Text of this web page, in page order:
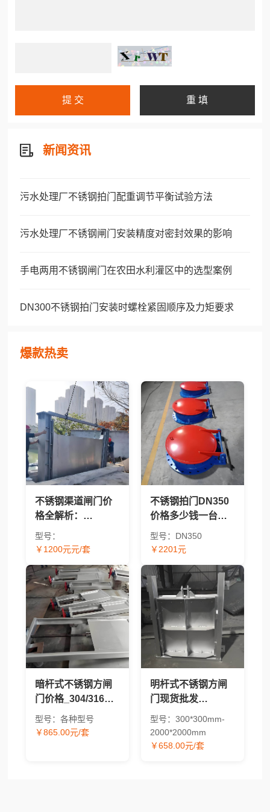
新闻资讯
污水处理厂不锈钢拍门配重调节平衡试验方法
污水处理厂不锈钢闸门安装精度对密封效果的影响
手电两用不锈钢闸门在农田水利灌区中的选型案例
DN300不锈钢拍门安装时螺栓紧固顺序及力矩要求
爆款热卖
不锈钢渠道闸门价
格全解析：
BQZM/QZM/CBZ/304/
太阳能型号报价对
南
型号：
￥1200元元/套
不锈钢拍门DN350
价格多少钱一台？
2026年报价及价格
因素解析
型号：DN350
￥2201元
暗杆式不锈钢方闸
门价格_304/316方
形水工闸门现货供
应
型号：各种型号
￥865.00元/套
明杆式不锈钢方闸
门现货批发
_304/316材质方形
水工闸门价格
型号：300*300mm-
2000*2000mm
￥658.00元/套